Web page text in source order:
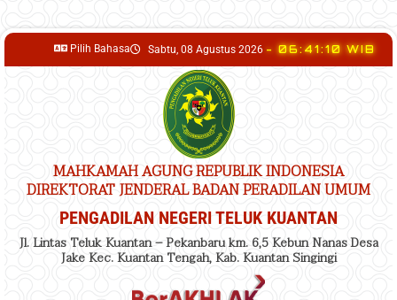
Sabtu, 08 Agustus 2026- 06:41:11 WIB
Pilih Bahasa
MAHKAMAH AGUNG REPUBLIK INDONESIA
DIREKTORAT JENDERAL BADAN PERADILAN UMUM
PENGADILAN NEGERI TELUK KUANTAN
Jl. Lintas Teluk Kuantan – Pekanbaru km. 6,5 Kebun Nanas Desa
Jake Kec. Kuantan Tengah, Kab. Kuantan Singingi